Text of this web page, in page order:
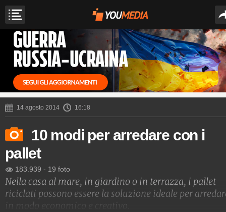
14 agosto 2014 16:18
10 modi per arredare con i
pallet
183.939 - 19 foto
Nella casa al mare, in giardino o in terrazza, i pallet
riciclati possono essere la soluzione ideale per
in modo economico e creativo.